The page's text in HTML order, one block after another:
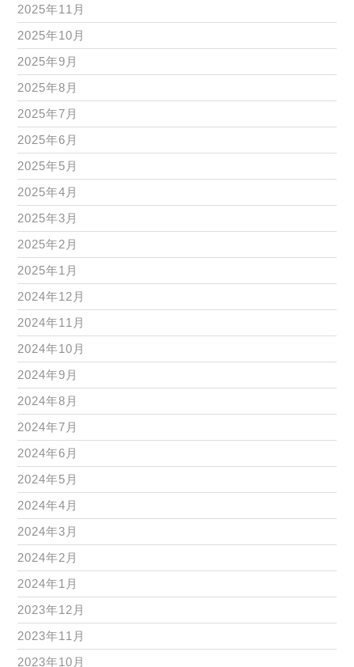
2025年11月
2025年10月
2025年9月
2025年8月
2025年7月
2025年6月
2025年5月
2025年4月
2025年3月
2025年2月
2025年1月
2024年12月
2024年11月
2024年10月
2024年9月
2024年8月
2024年7月
2024年6月
2024年5月
2024年4月
2024年3月
2024年2月
2024年1月
2023年12月
2023年11月
2023年10月